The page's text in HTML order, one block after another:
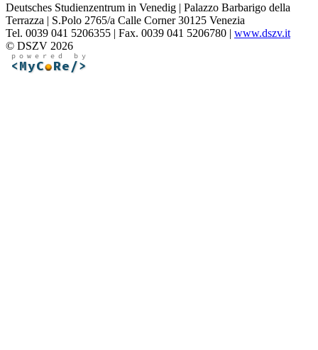
Deutsches Studienzentrum in Venedig | Palazzo Barbarigo della
Terrazza | S.Polo 2765/a Calle Corner 30125 Venezia
Tel. 0039 041 5206355 | Fax. 0039 041 5206780 | www.dszv.it
© DSZV 2026